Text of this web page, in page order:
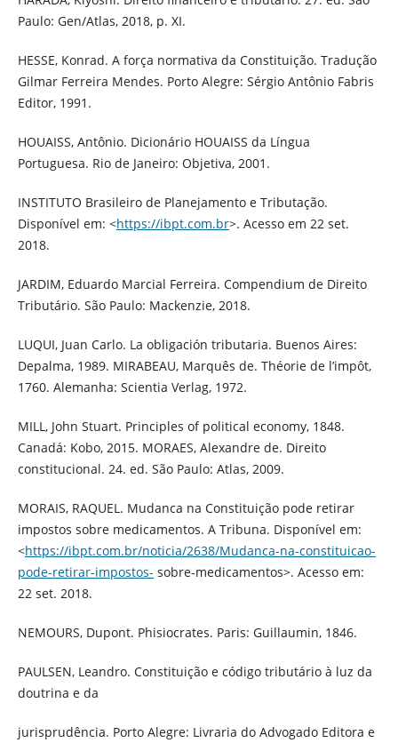
Paulo: Gen/Atlas, 2018, p. XI.
HESSE, Konrad. A força normativa da Constituição. Tradução
Gilmar Ferreira Mendes. Porto Alegre: Sérgio Antônio Fabris
Editor, 1991.
HOUAISS, Antônio. Dicionário HOUAISS da Língua
Portuguesa. Rio de Janeiro: Objetiva, 2001.
INSTITUTO Brasileiro de Planejamento e Tributação.
Disponível em: <https://ibpt.com.br>. Acesso em 22 set.
2018.
JARDIM, Eduardo Marcial Ferreira. Compendium de Direito
Tributário. São Paulo: Mackenzie, 2018.
LUQUI, Juan Carlo. La obligación tributaria. Buenos Aires:
Depalma, 1989. MIRABEAU, Marquês de. Théorie de l’impôt,
1760. Alemanha: Scientia Verlag, 1972.
MILL, John Stuart. Principles of political economy, 1848.
Canadá: Kobo, 2015. MORAES, Alexandre de. Direito
constitucional. 24. ed. São Paulo: Atlas, 2009.
MORAIS, RAQUEL. Mudanca na Constituição pode retirar
impostos sobre medicamentos. A Tribuna. Disponível em:
<https://ibpt.com.br/noticia/2638/Mudanca-na-constituicao-
pode-retirar-impostos- sobre-medicamentos>. Acesso em:
22 set. 2018.
NEMOURS, Dupont. Phisiocrates. Paris: Guillaumin, 1846.
PAULSEN, Leandro. Constituição e código tributário à luz da
doutrina e da
jurisprudência. Porto Alegre: Livraria do Advogado Editora e